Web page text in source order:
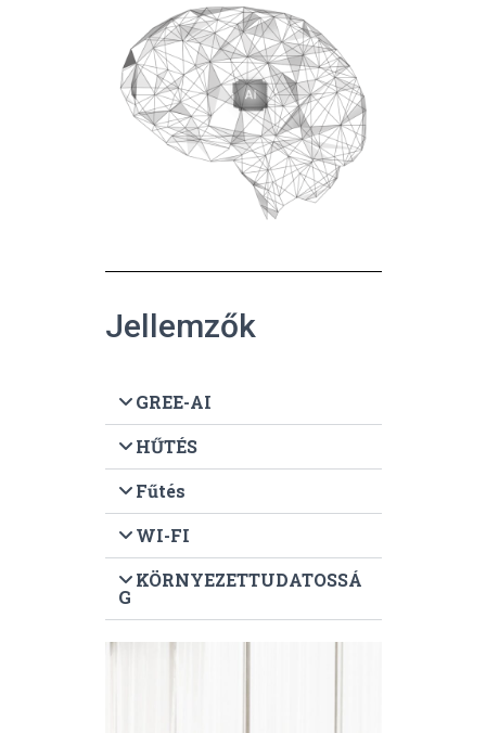
Jellemzők
GREE-AI
HŰTÉS
Fűtés
WI-FI
KÖRNYEZETTUDATOSSÁ
G